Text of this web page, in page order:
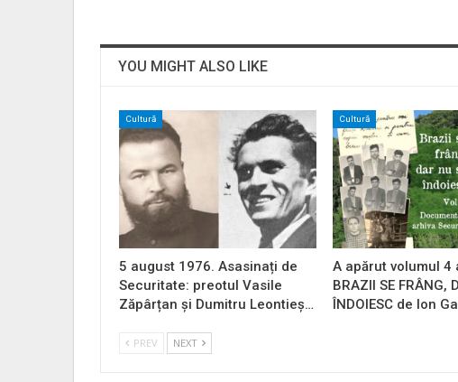
YOU MIGHT ALSO LIKE
Cultură
5 august 1976. Asasinați de
Securitate: preotul Vasile
Zăpârțan și Dumitru Leontieș…
Cultură
A apărut volumul 4
BRAZII SE FRÂNG,
ÎNDOIESC de Ion
PREV NEXT